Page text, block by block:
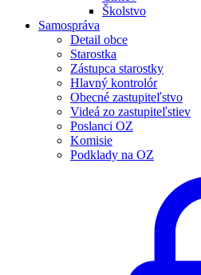
Školstvo
Samospráva
Detail obce
Starostka
Zástupca starostky
Hlavný kontrolór
Obecné zastupiteľstvo
Videá zo zastupiteľstiev
Poslanci OZ
Komisie
Podklady na OZ